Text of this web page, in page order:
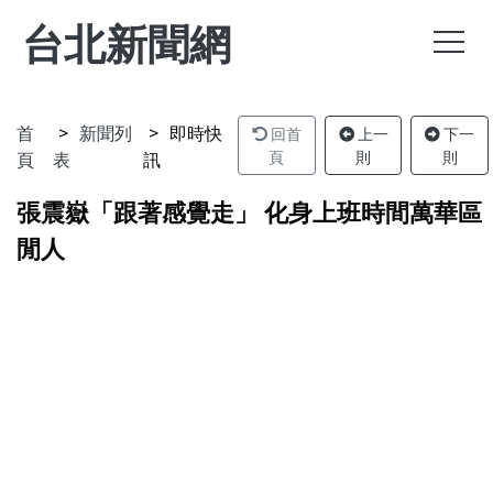
台北新聞網
首
頁
新聞列
表
即時快
訊
回首
頁
上一
則
下一
則
張震嶽「跟著感覺走」 化身上班時間萬華區
閒人